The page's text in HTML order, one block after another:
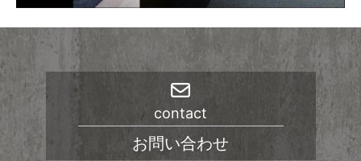
contact
お問い合わせ